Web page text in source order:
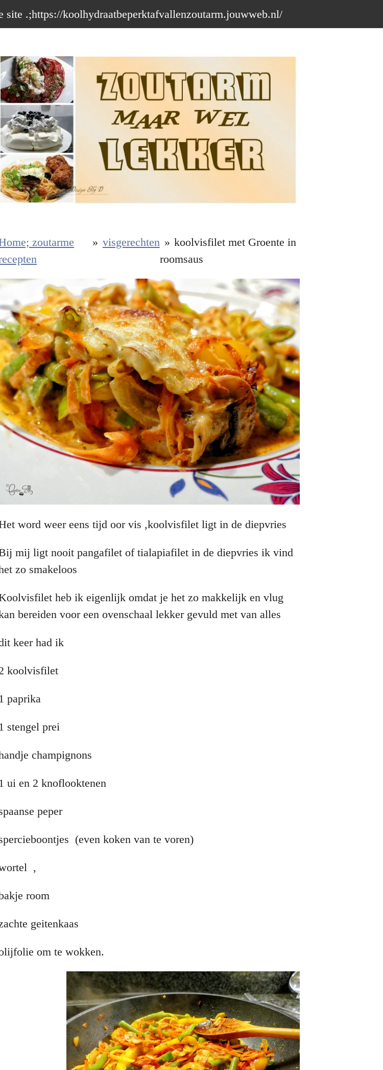
.;https://koolhydraatbeperktafvallenzoutarm.jouwweb.nl/
zoutarme
» visgerechten » koolvisfilet met Groente in
roomsaus
word weer eens tijd oor vis ,koolvisfilet ligt in de diepvries
mij ligt nooit pangafilet of tialapiafilet in de diepvries ik vind
zo smakeloos
heb ik eigenlijk omdat je het zo makkelijk en vlug
bereiden voor een ovenschaal lekker gevuld met van alles
keer had ik
koolvisfilet
1 paprika
1 stengel prei
champignons
1 ui en 2 knoflooktenen
peper
(even koken van te voren)
,
room
geitenkaas
om te wokken.